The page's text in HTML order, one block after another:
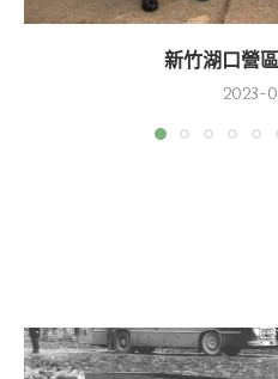
新竹湖口營
2023-